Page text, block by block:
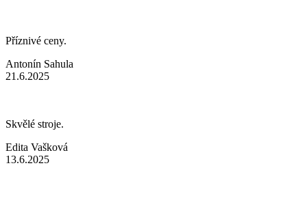
Příznivé ceny.
Antonín Sahula
21.6.2025
Skvělé stroje.
Edita Vašková
13.6.2025